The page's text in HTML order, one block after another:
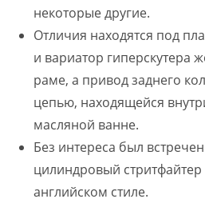
некоторые другие.
Отличия находятся под
и вариатор гиперскутера
раме, а привод заднего
цепью, находящейся
масляной ванне.
Без интереса был
цилиндровый стритфайтер
английском стиле.